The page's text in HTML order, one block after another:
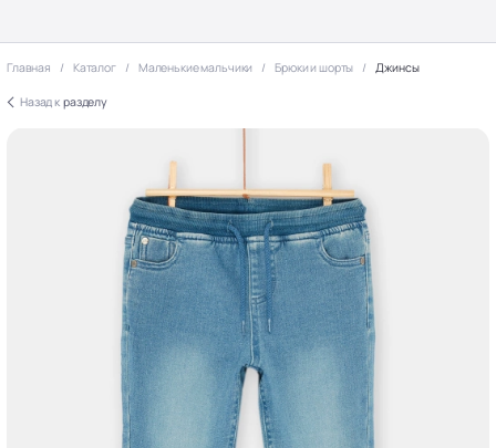
Главная Каталог Маленькие мальчики Брюки и шорты Джинсы
Назад к разделу